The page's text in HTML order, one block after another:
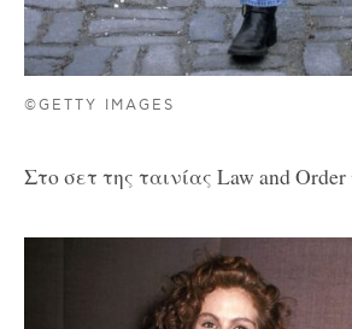
©GETTY IMAGES
Στο σετ της ταινίας Law and Order